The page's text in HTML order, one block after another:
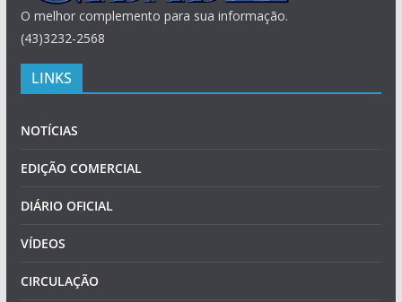
O melhor complemento para sua informação.
(43)3232-2568
LINKS
NOTÍCIAS
EDIÇÃO COMERCIAL
DIÁRIO OFICIAL
VÍDEOS
CIRCULAÇÃO